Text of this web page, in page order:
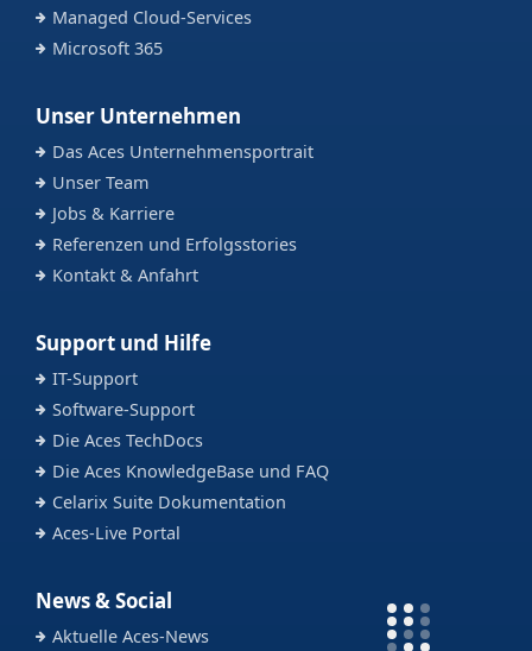
Managed Cloud-Services
Microsoft 365
Unser Unternehmen
Das Aces Unternehmensportrait
Unser Team
Jobs & Karriere
Referenzen und Erfolgsstories
Kontakt & Anfahrt
Support und Hilfe
IT-Support
Software-Support
Die Aces TechDocs
Die Aces KnowledgeBase und FAQ
Celarix Suite Dokumentation
Aces-Live Portal
News & Social
Aktuelle Aces-News